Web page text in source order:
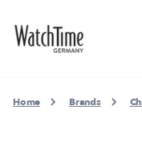
Home Brands